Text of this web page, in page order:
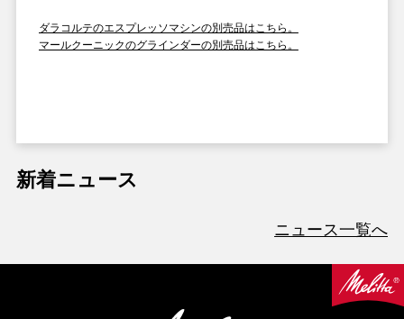
ダラコルテのエスプレッソマシンの別売品はこちら。
マールクーニックのグラインダーの別売品はこちら。
新着ニュース
ニュース一覧へ